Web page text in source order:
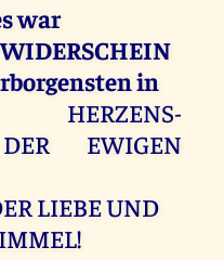
war
in
EWIGEN
LIEBE UND